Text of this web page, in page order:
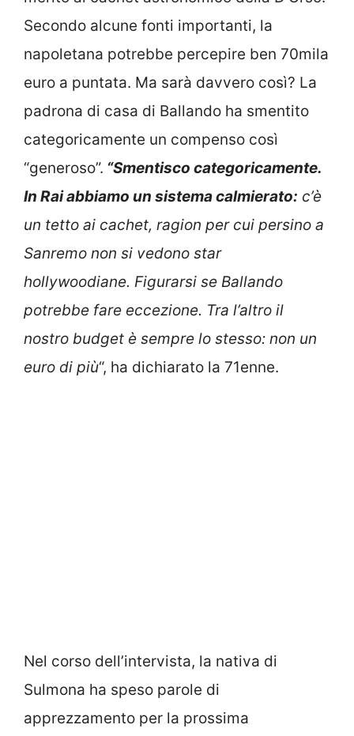
Secondo alcune fonti importanti, la
napoletana potrebbe percepire ben 70mila
euro a puntata. Ma sarà davvero così? La
padrona di casa di Ballando ha smentito
categoricamente un compenso così
“generoso”. “Smentisco categoricamente.
In Rai abbiamo un sistema calmierato: c’è
un tetto ai cachet, ragion per cui persino a
Sanremo non si vedono star
hollywoodiane. Figurarsi se Ballando
potrebbe fare eccezione. Tra l’altro il
nostro budget è sempre lo stesso: non un
euro di più“, ha dichiarato la 71enne.
Nel corso dell’intervista, la nativa di
Sulmona ha speso parole di
apprezzamento per la prossima